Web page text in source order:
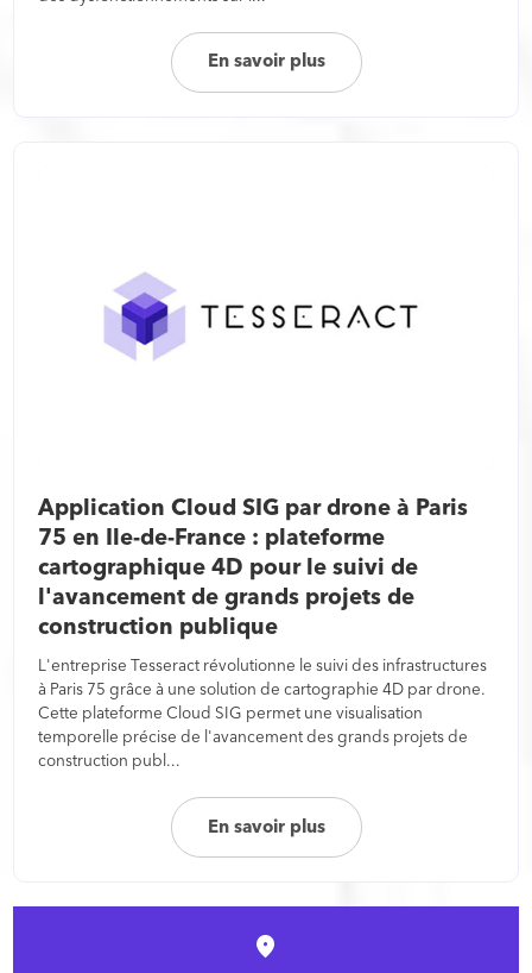
En savoir plus
Application Cloud SIG par drone à Paris
75 en Ile-de-France : plateforme
cartographique 4D pour le suivi de
l'avancement de grands projets de
construction publique
L'entreprise Tesseract révolutionne le suivi des infrastructures
à Paris 75 grâce à une solution de cartographie 4D par drone.
Cette plateforme Cloud SIG permet une visualisation
temporelle précise de l'avancement des grands projets de
construction publ...
En savoir plus